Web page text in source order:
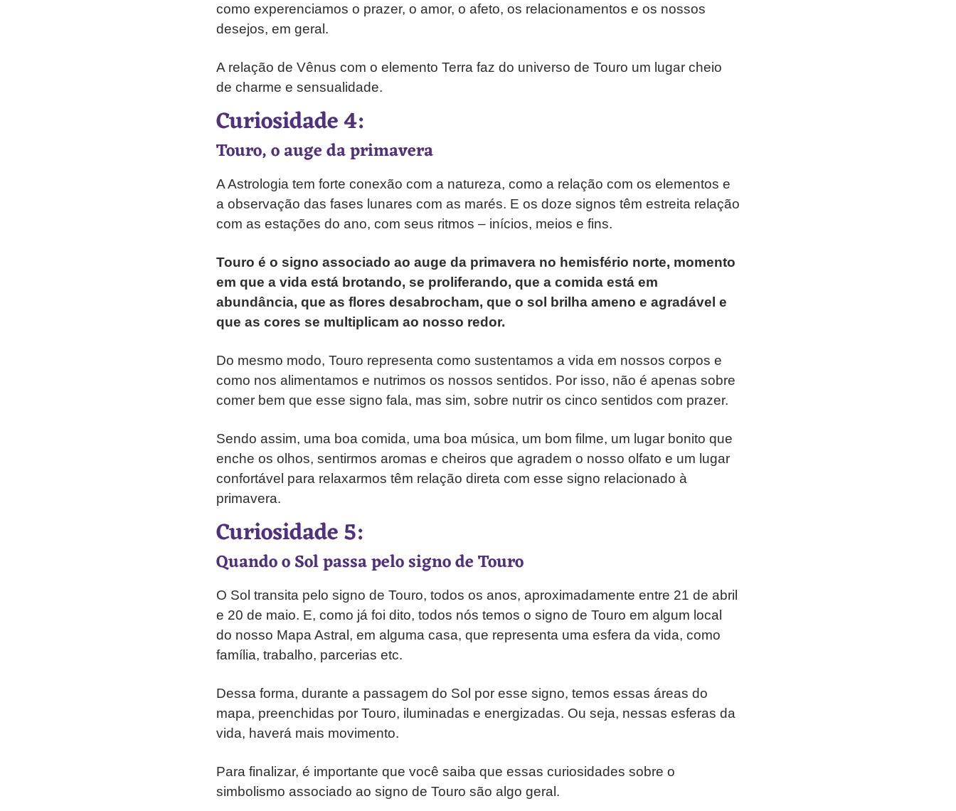
como experenciamos o prazer, o amor, o afeto, os relacionamentos e os nossos
desejos, em geral.
A relação de Vênus com o elemento Terra faz do universo de Touro um lugar cheio
de charme e sensualidade.
Curiosidade 4:
Touro, o auge da primavera
A Astrologia tem forte conexão com a natureza, como a relação com os elementos e
a observação das fases lunares com as marés. E os doze signos têm estreita relação
com as estações do ano, com seus ritmos – inícios, meios e fins.
Touro é o signo associado ao auge da primavera no hemisfério norte, momento
em que a vida está brotando, se proliferando, que a comida está em
abundância, que as flores desabrocham, que o sol brilha ameno e agradável e
que as cores se multiplicam ao nosso redor.
Do mesmo modo, Touro representa como sustentamos a vida em nossos corpos e
como nos alimentamos e nutrimos os nossos sentidos. Por isso, não é apenas sobre
comer bem que esse signo fala, mas sim, sobre nutrir os cinco sentidos com prazer.
Sendo assim, uma boa comida, uma boa música, um bom filme, um lugar bonito que
enche os olhos, sentirmos aromas e cheiros que agradem o nosso olfato e um lugar
confortável para relaxarmos têm relação direta com esse signo relacionado à
primavera.
Curiosidade 5:
Quando o Sol passa pelo signo de Touro
O Sol transita pelo signo de Touro, todos os anos, aproximadamente entre 21 de abril
e 20 de maio. E, como já foi dito, todos nós temos o signo de Touro em algum local
do nosso Mapa Astral, em alguma casa, que representa uma esfera da vida, como
família, trabalho, parcerias etc.
Dessa forma, durante a passagem do Sol por esse signo, temos essas áreas do
mapa, preenchidas por Touro, iluminadas e energizadas. Ou seja, nessas esferas da
vida, haverá mais movimento.
Para finalizar, é importante que você saiba que essas curiosidades sobre o
simbolismo associado ao signo de Touro são algo geral.